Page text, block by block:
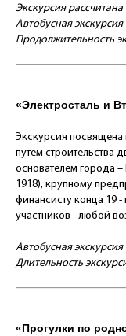
Экскурсия
Автобусная экскурсия
Продолжительность
«Электросталь и
Экскурсия посвящена
путем строительства
основателем города
1918), крупному
финансисту конца 19 -
участников - любой
Автобусная экскурсия
Длительность
«Прогулки по